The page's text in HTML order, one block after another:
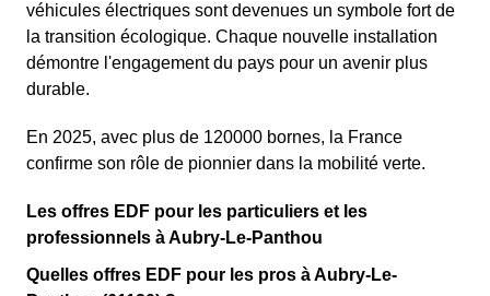
véhicules électriques sont devenues un symbole fort de
la transition écologique. Chaque nouvelle installation
démontre l'engagement du pays pour un avenir plus
durable.
En 2025, avec plus de 120000 bornes, la France
confirme son rôle de pionnier dans la mobilité verte.
Les offres EDF pour les particuliers et les
professionnels à Aubry-Le-Panthou
Quelles offres EDF pour les pros à Aubry-Le-